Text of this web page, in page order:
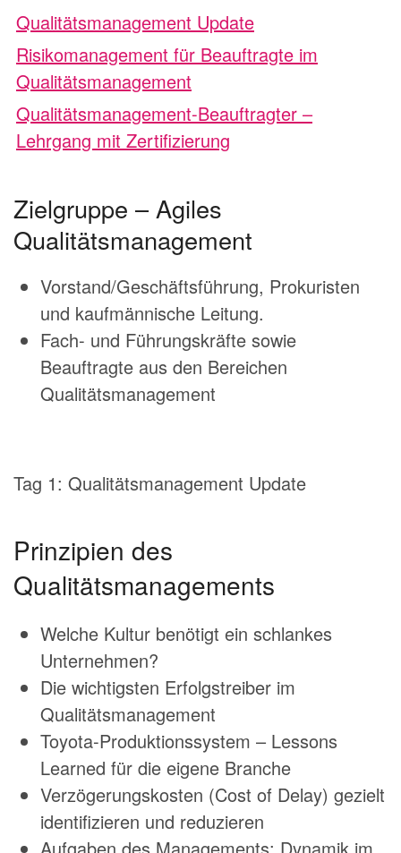
Qualitätsmanagement Update
Risikomanagement für Beauftragte im
Qualitätsmanagement
Qualitätsmanagement-Beauftragter –
Lehrgang mit Zertifizierung
Zielgruppe – Agiles
Qualitätsmanagement
Vorstand/Geschäftsführung, Prokuristen
und kaufmännische Leitung.
Fach- und Führungskräfte sowie
Beauftragte aus den Bereichen
Qualitätsmanagement
Tag 1: Qualitätsmanagement Update
Prinzipien des
Qualitätsmanagements
Welche Kultur benötigt ein schlankes
Unternehmen?
Die wichtigsten Erfolgstreiber im
Qualitätsmanagement
Toyota-Produktionssystem – Lessons
Learned für die eigene Branche
Verzögerungskosten (Cost of Delay) gezielt
identifizieren und reduzieren